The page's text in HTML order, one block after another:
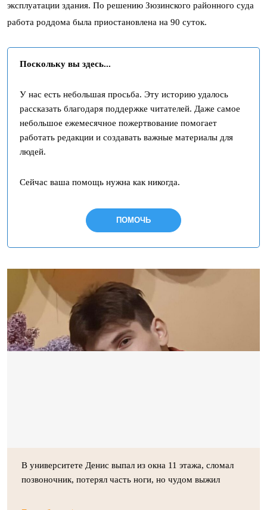
эксплуатации здания. По решению Зюзинского районного суда
работа роддома была приостановлена на 90 суток.
Поскольку вы здесь...
У нас есть небольшая просьба. Эту историю удалось
рассказать благодаря поддержке читателей. Даже самое
небольшое ежемесячное пожертвование помогает
работать редакции и создавать важные материалы для
людей.
Сейчас ваша помощь нужна как никогда.
ПОМОЧЬ
В университете Денис выпал из окна 11 этажа, сломал
позвоночник, потерял часть ноги, но чудом выжил